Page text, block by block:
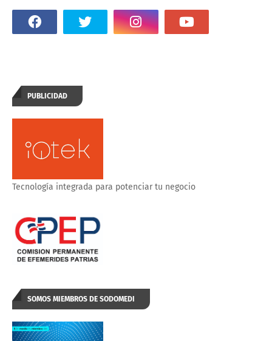
PUBLICIDAD
Tecnología integrada para potenciar tu negocio
SOMOS MIEMBROS DE SODOMEDI